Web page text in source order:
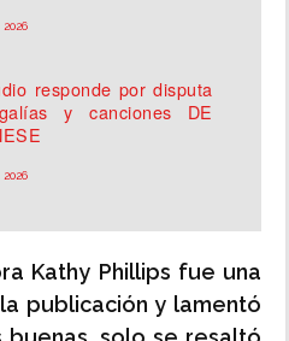
2026
responde por disputa
y canciones DE
2026
Kathy Phillips fue una
publicación y lamentó